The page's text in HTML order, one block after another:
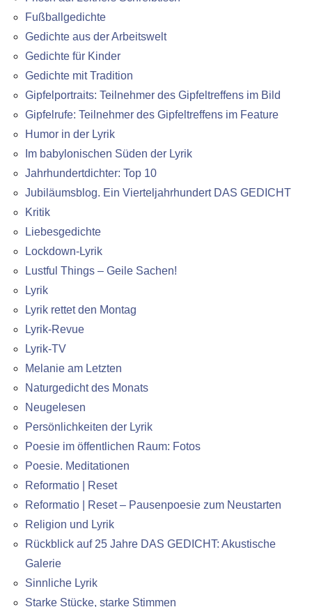
Fußballgedichte
Gedichte aus der Arbeitswelt
Gedichte für Kinder
Gedichte mit Tradition
Gipfelportraits: Teilnehmer des Gipfeltreffens im Bild
Gipfelrufe: Teilnehmer des Gipfeltreffens im Feature
Humor in der Lyrik
Im babylonischen Süden der Lyrik
Jahrhundertdichter: Top 10
Jubiläumsblog. Ein Vierteljahrhundert DAS GEDICHT
Kritik
Liebesgedichte
Lockdown-Lyrik
Lustful Things – Geile Sachen!
Lyrik
Lyrik rettet den Montag
Lyrik-Revue
Lyrik-TV
Melanie am Letzten
Naturgedicht des Monats
Neugelesen
Persönlichkeiten der Lyrik
Poesie im öffentlichen Raum: Fotos
Poesie. Meditationen
Reformatio | Reset
Reformatio | Reset – Pausenpoesie zum Neustarten
Religion und Lyrik
Rückblick auf 25 Jahre DAS GEDICHT: Akustische
Galerie
Sinnliche Lyrik
Starke Stücke, starke Stimmen